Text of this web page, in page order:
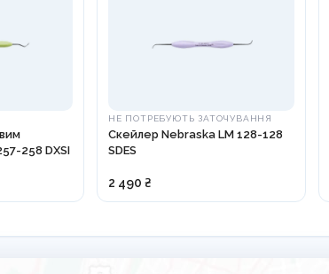
258 DXSI
НЕ ПОТРЕБУЮТЬ ЗАТОЧУВАННЯ
Скейлер Nebraska LM 128-128
SDES
2 490 ₴